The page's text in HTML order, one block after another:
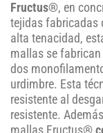
Fructus®, en
tejidas fabricadas
alta tenacidad,
mallas se
dos
urdimbre. Esta
resistente al
resistente.